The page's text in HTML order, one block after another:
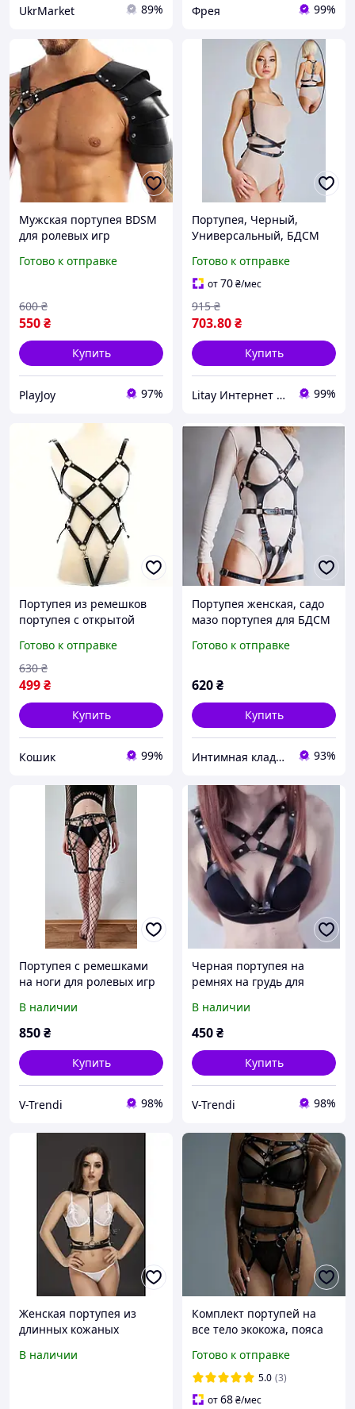
UkrMarket 89% Фрея 99%
Мужская портупея BDSM
для ролевых игр
портупея для мужчин
Готово к отправке
550₴
600 ₴
Купить
PlayJoy 97%
Портупея, Черный,
Универсальный, БДСМ
товар для бондажа и
ролевых игр, интимная
секс-игрушка
Готово к отправке
от70₴/мес
703.80₴
915 ₴
Купить
Litay Интернет магазин 99%
Портупея из ремешков
портупея с открытой
тело портупея
соблазнительная
Готово к отправке
499₴
630 ₴
Купить
Кошик 99%
Портупея женская, садо
мазо портупея для БДСМ
комплект для ролевых
Готово к отправке
620₴
Купить
Интимная кладовая 93%
Портупея с ремешками
на ноги для ролевых игр
В наличии
850₴
Купить
V-Trendi 98%
Черная портупея на
ремнях на грудь для
В наличии
450₴
Купить
V-Trendi 98%
Женская портупея из
длинных кожаных
заклепками и кольцами,
В наличии
Комплект портупей на
все тело экокожа, пояса
на ножки и портупея на
грудь XS/L
Готово к отправке
5.0 (3)
от68₴/мес